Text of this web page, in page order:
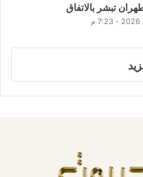
تبشر بالاتفاق